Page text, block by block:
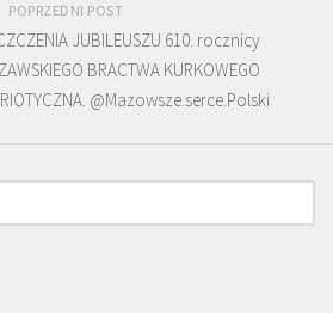
POPRZEDNI POST
JUBILEUSZU 610. rocznicy
BRACTWA KURKOWEGO
@Mazowsze.serce.Polski